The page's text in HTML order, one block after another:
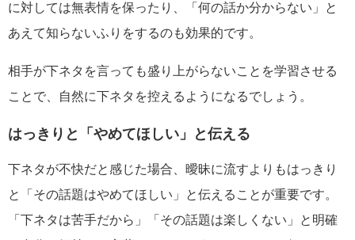
に対しては無表情を保ったり、「何の話か分からない」と
あえて知らないふりをするのも効果的です。
相手が下ネタを言っても盛り上がらないことを学習させる
ことで、自然に下ネタを控えるようになるでしょう。
はっきりと「やめてほしい」と伝える
下ネタが不快だと感じた場合、曖昧に流すよりもはっきり
と「その話題はやめてほしい」と伝えることが重要です。
「下ネタは苦手だから」「その話題は楽しくない」と明確